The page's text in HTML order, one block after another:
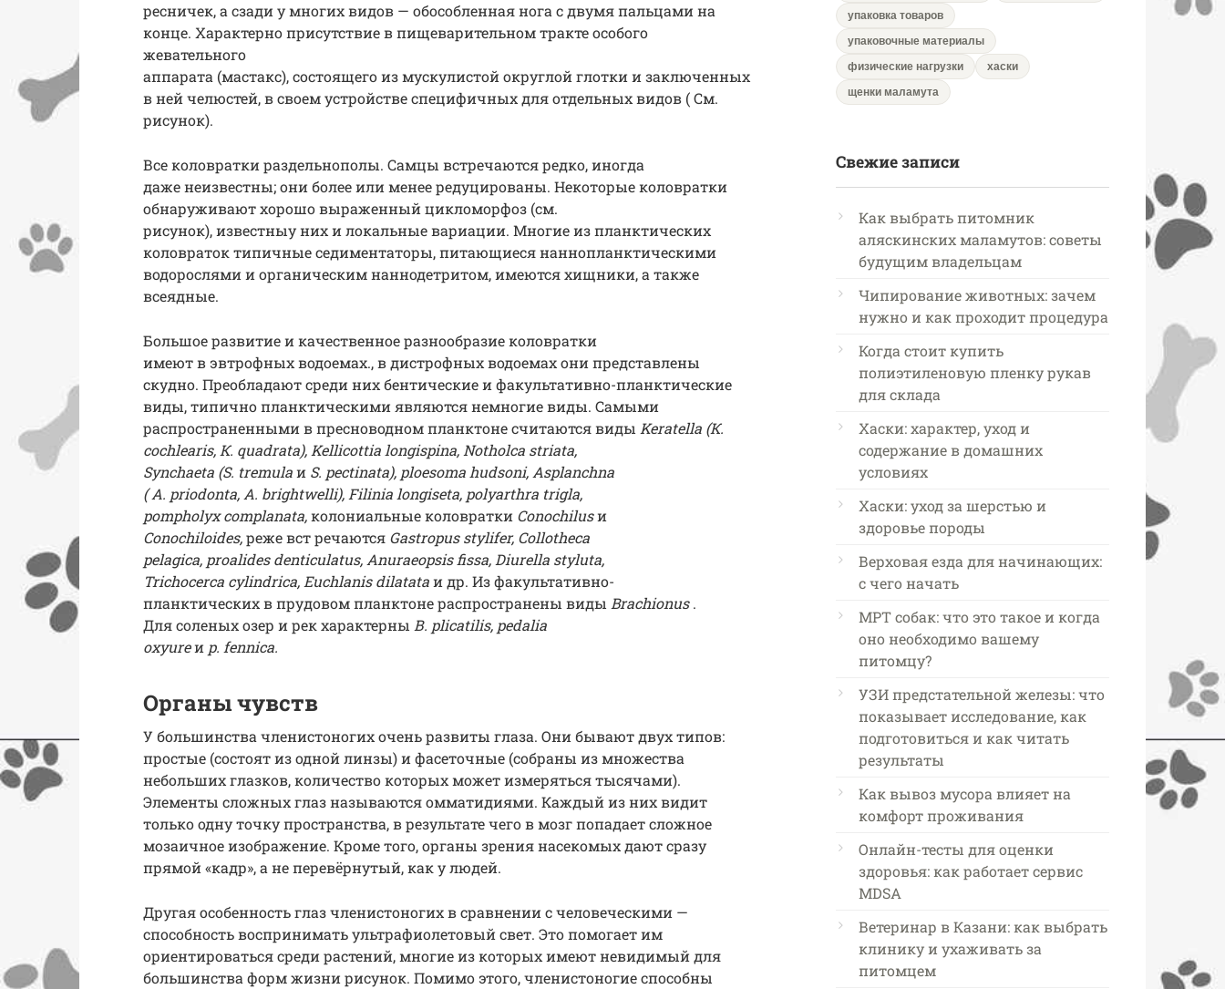
ресничек, а сзади у многих видов — обособленная нога с двумя пальцами на
конце. Характерно присутствие в пищеварительном тракте особого
жевательного
аппарата (мастакc), состоящего из мускулистой округлой глотки и заключенных
в ней челюстей, в своем устройстве специфичных для отдельных видов ( См.
рисунок).
Все коловратки раздельнополы. Самцы встречаются редко, иногда
даже неизвестны; они более или менее редуцированы. Некоторые коловратки
обнаруживают хорошо выраженный цикломорфоз (см.
рисунок), известныу них и локальные вариации. Многие из планктических
коловраток типичные седиментаторы, питающиеся наннопланктическими
водорослями и органическим наннодетритом, имеются хищники, а также
всеядные.
Большое развитие и качественное разнообразие коловратки
имеют в эвтрофных водоемах., в дистрофных водоемах они представлены
скудно. Преобладают среди них бентические и факультативно-планктические
виды, типично планктическими являются немногие виды. Самыми
распространенными в пресноводном планктоне считаются виды Keratella (К.
cochlearis, К. quadrata), Kellicottia longispina, Notholca striata,
Synchaeta (S. tremulaи S. pectinata), ploesoma hudsoni, Asplanchna
( A. priodonta, A. brightwelli), Filinia longiseta, polyarthra trigla,
pompholyx complanata,колониальные коловратки Conochilusи
Conochiloides,реже вст речаются Gastropus stylifer, Collotheca
pelagica, proalides denticulatus, Anuraeopsis fissa, Diurella styluta,
Trichocerca cylindrica, Euchlanis dilatataи др. Из факультативно-
планктических в прудовом планктоне распространены виды Brachionus.
Для соленых озер и рек характерны В. plicatilis, pedalia
oxyureи p. fennica.
Органы чувств
У большинства членистоногих очень развиты глаза. Они бывают двух типов:
простые (состоят из одной линзы) и фасеточные (собраны из множества
небольших глазков, количество которых может измеряться тысячами).
Элементы сложных глаз называются омматидиями. Каждый из них видит
только одну точку пространства, в результате чего в мозг попадает сложное
мозаичное изображение. Кроме того, органы зрения насекомых дают сразу
прямой «кадр», а не перевёрнутый, как у людей.
Другая особенность глаз членистоногих в сравнении с человеческими —
способность воспринимать ультрафиолетовый свет. Это помогает им
ориентироваться среди растений, многие из которых имеют невидимый для
большинства форм жизни рисунок. Помимо этого, членистоногие способны
упаковка товаров
упаковочные материалы
физические нагрузки
хаски
щенки маламута
Свежие записи
Как выбрать питомник
аляскинских маламутов: советы
будущим владельцам
Чипирование животных: зачем
нужно и как проходит процедура
Когда стоит купить
полиэтиленовую пленку рукав
для склада
Хаски: характер, уход и
содержание в домашних
условиях
Хаски: уход за шерстью и
здоровье породы
Верховая езда для начинающих:
с чего начать
МРТ собак: что это такое и когда
оно необходимо вашему
питомцу?
УЗИ предстательной железы: что
показывает исследование, как
подготовиться и как читать
результаты
Как вывоз мусора влияет на
комфорт проживания
Онлайн-тесты для оценки
здоровья: как работает сервис
MDSA
Ветеринар в Казани: как выбрать
клинику и ухаживать за
питомцем